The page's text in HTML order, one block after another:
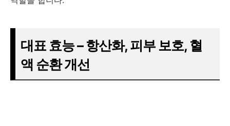
대표 효능 – 항산화, 피부 보호, 혈
액 순환 개선